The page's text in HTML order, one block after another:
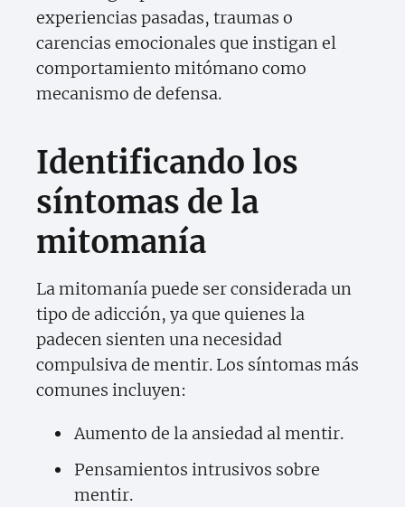
experiencias pasadas, traumas o
carencias emocionales que instigan el
comportamiento mitómano como
mecanismo de defensa.
Identificando los
síntomas de la
mitomanía
La mitomanía puede ser considerada un
tipo de adicción, ya que quienes la
padecen sienten una necesidad
compulsiva de mentir. Los síntomas más
comunes incluyen:
Aumento de la ansiedad al mentir.
Pensamientos intrusivos sobre
mentir.